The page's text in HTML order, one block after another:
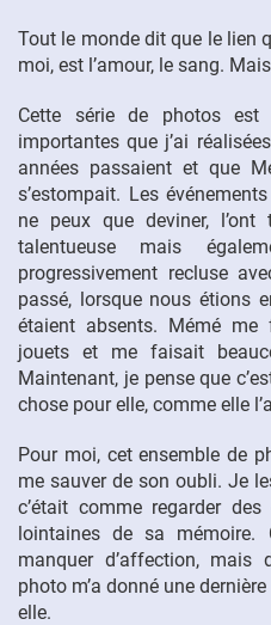
MON PANIER
Tout le monde dit que le lien
moi, est l’amour, le sang.
Cette série de photos est
importantes que j’ai
années passaient et que
s’estompait. Les
ne peux que deviner,
talentueuse mais
progressivement recluse
passé, lorsque nous étions
étaient absents. Mémé me
jouets et me faisait
Maintenant, je pense que
chose pour elle, comme elle
Pour moi, cet ensemble de
me sauver de son oubli. Je
c’était comme regarder
lointaines de sa mémoire.
manquer d’affection, mais
photo m’a donné une
elle.